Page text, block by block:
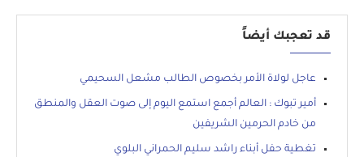
قد تعجبك أيضاً
عاجل لولاة الأمر بخصوص الطالب مشعل السحيمي
أمير تبوك : العالم أجمع استمع اليوم إلى صوت العقل والمنطق
من خادم الحرمين الشريفين
تغطية حفل أبناء راشد سليم الحمراني البلوي